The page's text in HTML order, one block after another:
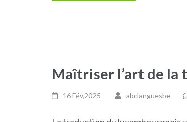
Maîtriser l’art de
16 Fév,2025 abclanguesbe